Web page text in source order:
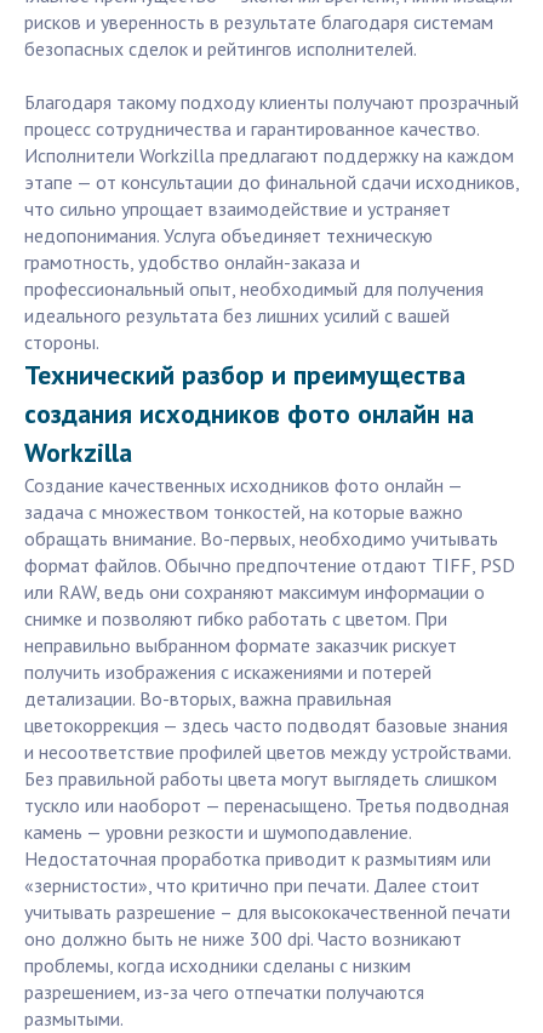
рисков и уверенность в результате благодаря системам
безопасных сделок и рейтингов исполнителей.
Благодаря такому подходу клиенты получают прозрачный
процесс сотрудничества и гарантированное качество.
Исполнители Workzilla предлагают поддержку на каждом
этапе — от консультации до финальной сдачи исходников,
что сильно упрощает взаимодействие и устраняет
недопонимания. Услуга объединяет техническую
грамотность, удобство онлайн-заказа и
профессиональный опыт, необходимый для получения
идеального результата без лишних усилий с вашей
стороны.
Технический разбор и преимущества
создания исходников фото онлайн на
Workzilla
Создание качественных исходников фото онлайн —
задача с множеством тонкостей, на которые важно
обращать внимание. Во-первых, необходимо учитывать
формат файлов. Обычно предпочтение отдают TIFF, PSD
или RAW, ведь они сохраняют максимум информации о
снимке и позволяют гибко работать с цветом. При
неправильно выбранном формате заказчик рискует
получить изображения с искажениями и потерей
детализации. Во-вторых, важна правильная
цветокоррекция — здесь часто подводят базовые знания
и несоответствие профилей цветов между устройствами.
Без правильной работы цвета могут выглядеть слишком
тускло или наоборот — перенасыщено. Третья подводная
камень — уровни резкости и шумоподавление.
Недостаточная проработка приводит к размытиям или
«зернистости», что критично при печати. Далее стоит
учитывать разрешение – для высококачественной печати
оно должно быть не ниже 300 dpi. Часто возникают
проблемы, когда исходники сделаны с низким
разрешением, из-за чего отпечатки получаются
размытыми.